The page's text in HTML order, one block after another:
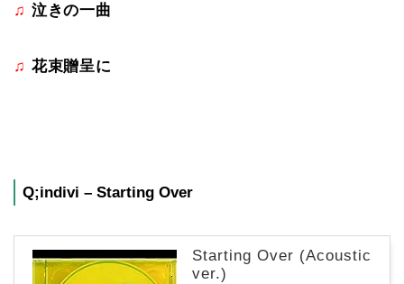
♫ 泣きの一曲
♫ 花束贈呈に
Q;indivi – Starting Over
Starting Over (Acoustic
ver.)